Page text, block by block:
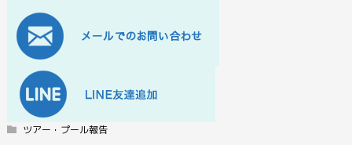
ツアー・プール報告